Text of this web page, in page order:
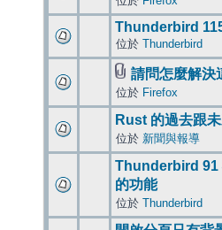
Thunderbird
位於 Thunderbird
請問怎麼解決
位於 Firefox
Rust 的過去跟
位於 新聞與報導
Thunderbird 91
的功能
位於 Thunderbird